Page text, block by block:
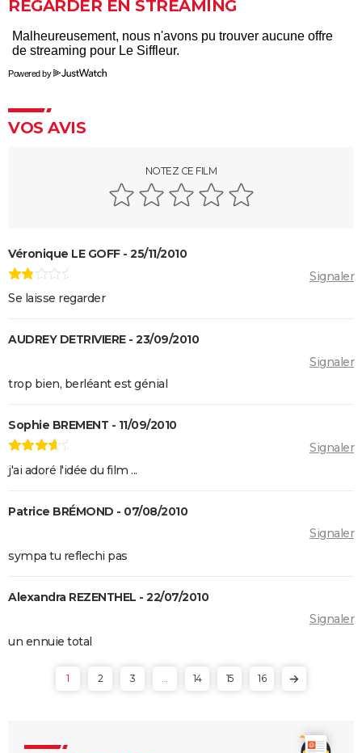
Qu'est-ce qu'on a fait au Bon Dieu 3 : une suite est-
elle prévue ?
Les Tuche 4 : la mort de Michel Blanc a été "terrible"
pour Jean-Paul Rouve
Les Aventures de Rabbi Jacob
L'Origine du monde
Monty Python, Sacré Graal
The French Dispatch : faut-il voir le dernier Wes
Anderson ? Critiques
Gaston Lagaffe : intrigue, avis, streaming... Tout sur
REGARDER EN STREAMING
Powered by
VOS AVIS
NOTEZ CE FILM
Véronique LE GOFF - 25/11/2010
Signaler
Se laisse regarder
AUDREY DETRIVIERE - 23/09/2010
Signaler
trop bien, berléant est génial
Sophie BREMENT - 11/09/2010
Signaler
j'ai adoré l'idée du film ...
Patrice BRÉMOND - 07/08/2010
Signaler
sympa tu reflechi pas
Alexandra REZENTHEL - 22/07/2010
Signaler
un ennuie total
1 2 3 14 15 16